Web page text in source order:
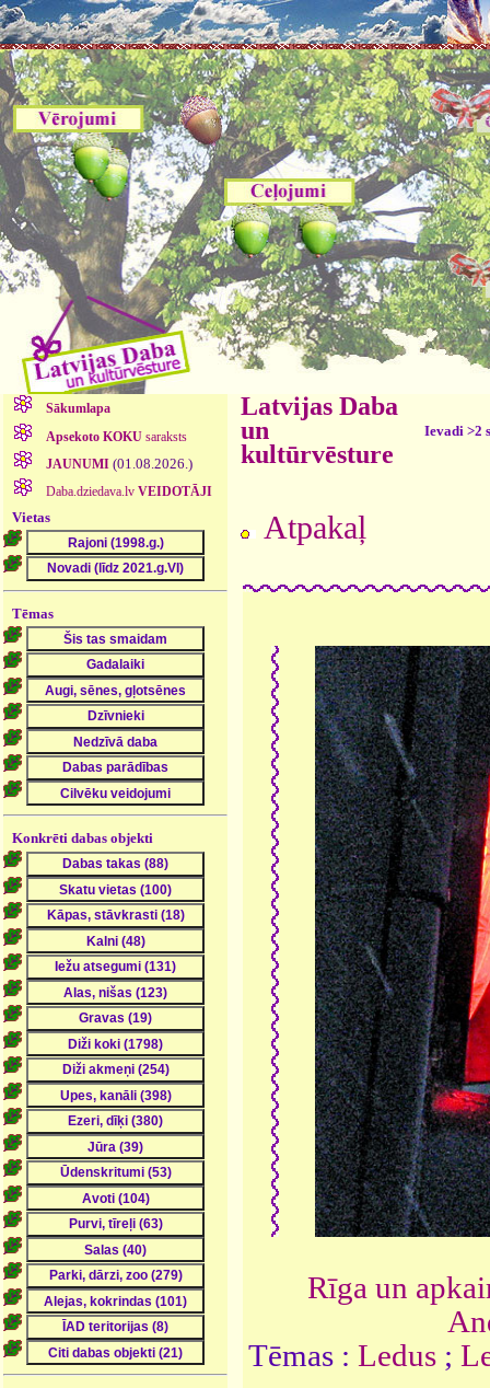
Sākumlapa
Apsekoto KOKUsaraksts
JAUNUMI (01.08.2026.)
Daba.dziedava.lv VEIDOTĀJI
Vietas
Tēmas
Konkrēti dabas objekti
Latvijas Daba
un
kultūrvēsture
Ievadi >2
Atpakaļ
Rīga un
Tēmas : Ledus ;